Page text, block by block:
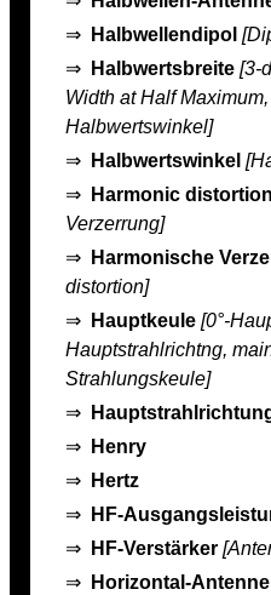
⇒
Halbwellendipol
⇒
Halbwertsbreite [3-
Width at Half
Halbwertswinkel]
⇒
Halbwertswinkel
⇒
Harmonic distortion
Verzerrung]
⇒
Harmonische
distortion]
⇒
Hauptkeule [0°-
Hauptstrahlrichtng,
Strahlungskeule]
⇒
⇒
Henry
⇒
Hertz
⇒
HF-
⇒
HF-Verstärker
⇒
Horizontal-Antenne